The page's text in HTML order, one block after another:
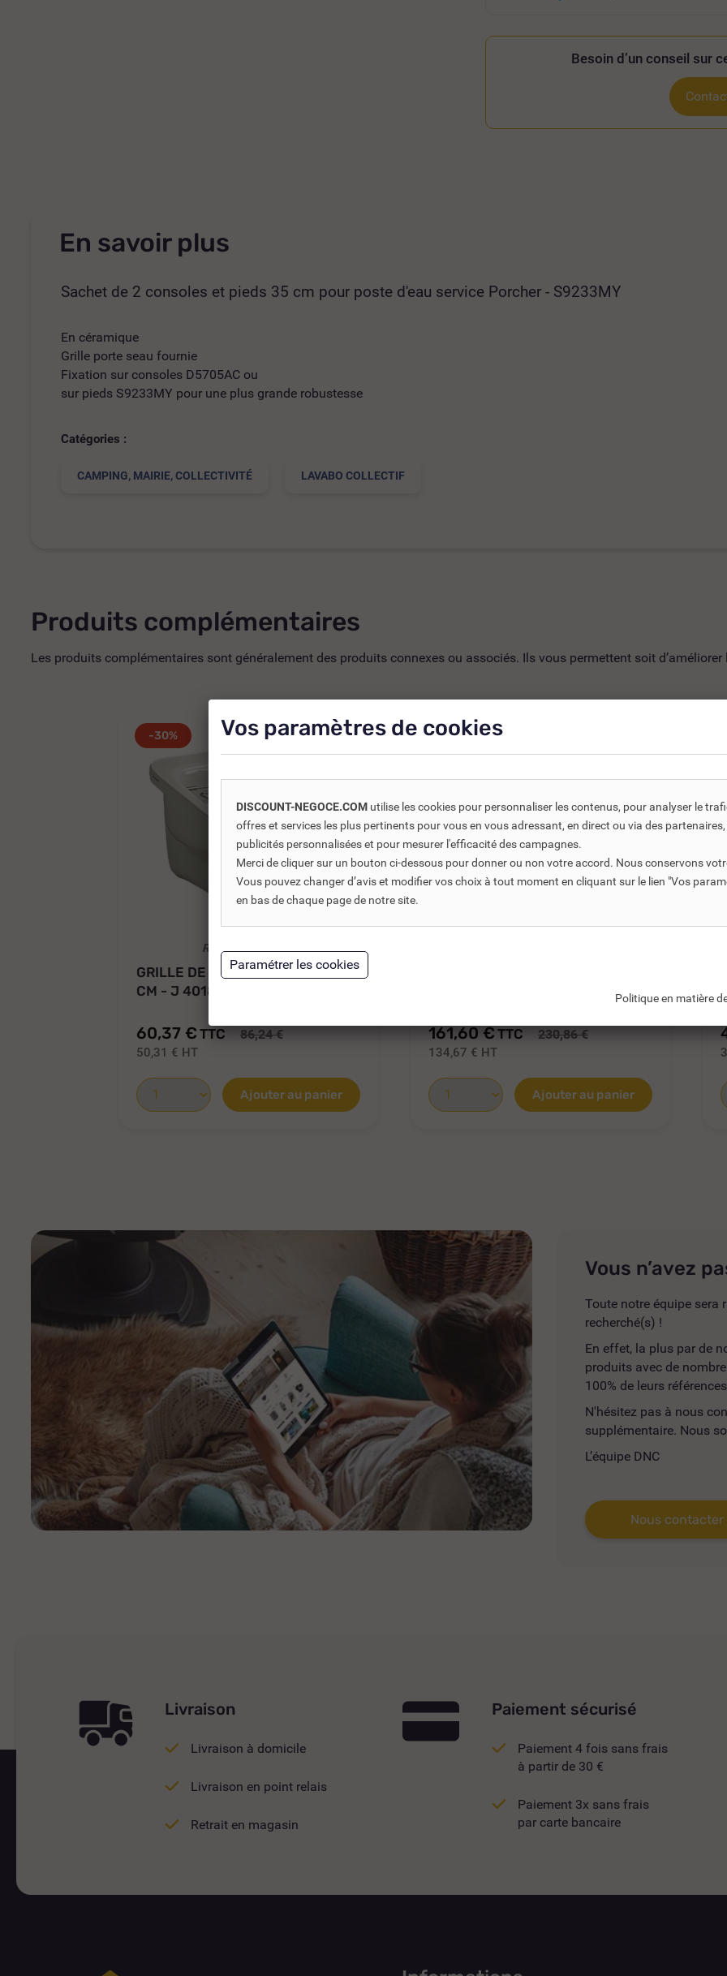
Besoin d’un conseil sur
En savoir plus
Sachet de 2 consoles et pieds 35 cm pour poste d'eau service Porcher - S9233MY
En céramique
Grille porte seau fournie
Fixation sur consoles D5705AC ou
sur pieds S9233MY pour une plus grande robustesse
Catégories :
CAMPING, MAIRIE, COLLECTIVITÉ LAVABO COLLECTIF
Produits complémentaires
Les produits complémentaires sont généralement des produits connexes ou associés. Ils vous permettent soit
-30%
REF DNC :
GRILLE DE FOND INOX 53 X 46
CM - J 4018 BJ
60,37 € TTC 86,24 €
50,31 € HT
Ajouter au panier
-30%
161,60 €TTC 230,86 €
134,67 € HT
Ajouter au panier
Vous n’avez
Toute notre équipe sera
recherché(s) !
En effet, la plus par de
produits avec de
100% de leurs
N'hésitez pas à nous
supplémentaire. Nous
L’équipe DNC
Nous contacter
Livraison
Livraison à domicile
Livraison en point relais
Retrait en magasin
Paiement sécurisé
Paiement 4 fois sans frais
à partir de 30 €
Paiement 3x sans frais
par carte bancaire
Vos paramètres de cookies
DISCOUNT-NEGOCE.COM utilise les cookies pour personnaliser les contenus, pour analyser le
offres et services les plus pertinents pour vous en vous adressant, en direct ou via des
publicités personnalisées et pour mesurer l'efficacité des campagnes.
Merci de cliquer sur un bouton ci-dessous pour donner ou non votre accord. Nous conservons
Vous pouvez changer d’avis et modifier vos choix à tout moment en cliquant sur le lien "Vos
en bas de chaque page de notre site.
Politique en matière